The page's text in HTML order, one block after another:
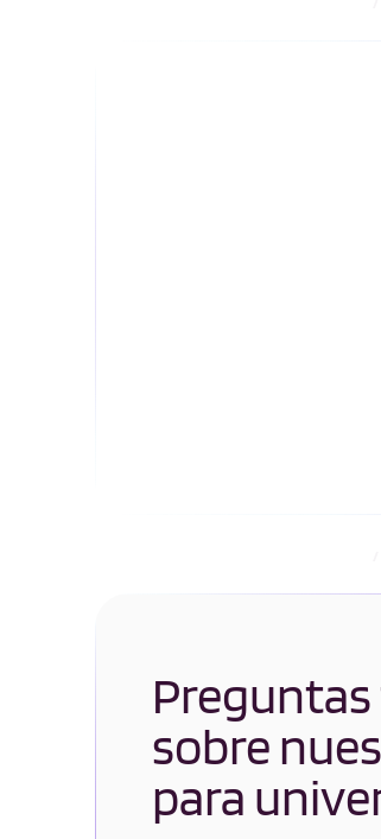
sobre
para